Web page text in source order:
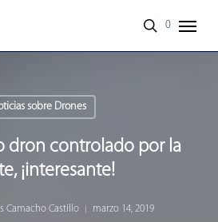
search
0
sobre Drones
dron controlado por la
¡interesante!
Camacho Castillo
marzo 14, 2019